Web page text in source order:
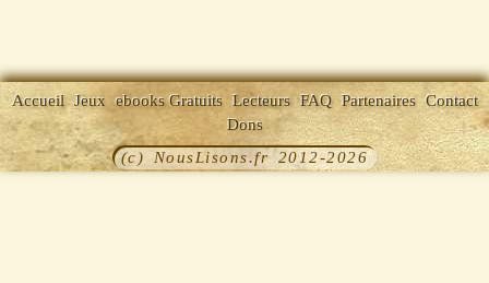
Accueil Jeux ebooks Gratuits Lecteurs FAQ Partenaires Contact
Dons
(c) NousLisons.fr 2012-2026